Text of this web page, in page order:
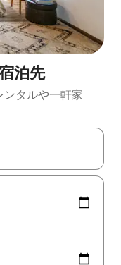
泊⁠先
タ⁠ルや一⁠軒⁠家
ーを使って移動するか